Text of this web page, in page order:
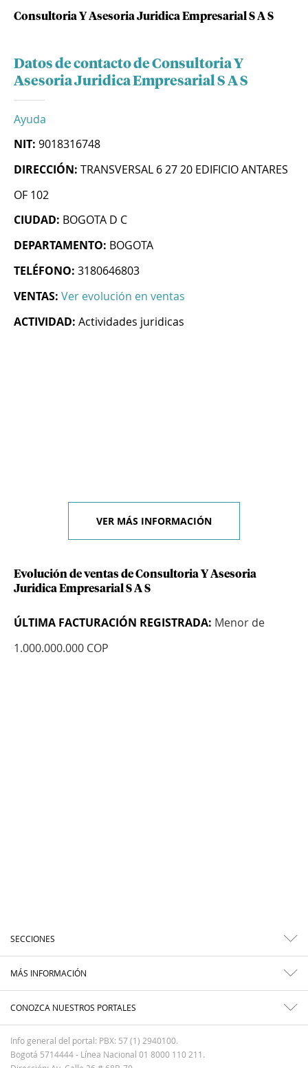
Consultoria Y Asesoria Juridica Empresarial S A S
Datos de contacto de Consultoria Y
Asesoria Juridica Empresarial S A S
Ayuda
NIT: 9018316748
DIRECCIÓN: TRANSVERSAL 6 27 20 EDIFICIO ANTARES
OF 102
CIUDAD: BOGOTA D C
DEPARTAMENTO: BOGOTA
TELÉFONO: 3180646803
VENTAS: Ver evolución en ventas
ACTIVIDAD: Actividades juridicas
VER MÁS INFORMACIÓN
Evolución de ventas de Consultoria Y Asesoria
Juridica Empresarial S A S
ÚLTIMA FACTURACIÓN REGISTRADA: Menor de
1.000.000.000 COP
SECCIONES
MÁS INFORMACIÓN
CONOZCA NUESTROS PORTALES
Info general del portal: PBX: 57 (1) 2940100.
Bogotá 5714444 - Línea Nacional 01 8000 110 211.